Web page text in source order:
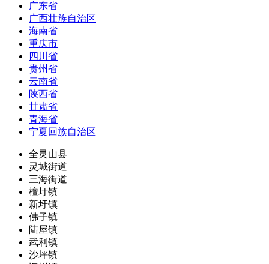
广东省
广西壮族自治区
海南省
重庆市
四川省
贵州省
云南省
陕西省
甘肃省
青海省
宁夏回族自治区
全灵山县
灵城街道
三海街道
檀圩镇
新圩镇
佛子镇
陆屋镇
武利镇
沙坪镇